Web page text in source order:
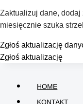
Zaktualizuj dane,
miesięcznie szuka
Zgłoś aktualizację
Zgłoś aktualizację
HOME
KONTAKT